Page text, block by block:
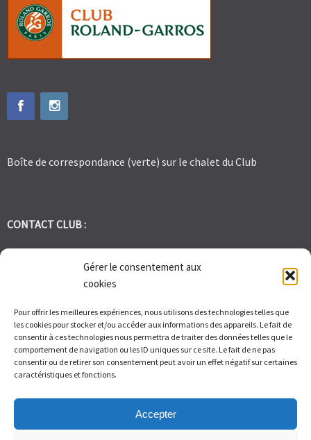
Gérer le consentement aux
cookies
Pour offrir les meilleures expériences, nous utilisons des technologies telles que
les cookies pour stocker et/ou accéder aux informations des appareils. Le fait de
consentir à ces technologies nous permettra de traiter des données telles que le
comportement de navigation ou les ID uniques sur ce site. Le fait de ne pas
consentir ou de retirer son consentement peut avoir un effet négatif sur certaines
caractéristiques et fonctions.
Accepter
Boîte de correspondance (verte) sur le chalet du Club
CONTACT CLUB :
tennis.club.avignon@orange.fr
1 Bd des Frères Reboul 30400 Villeneuve les Avignon
Du Lundi au Vendredi de 9h à 12h et de 14h à 17h – Samedi de 9H
à 11H